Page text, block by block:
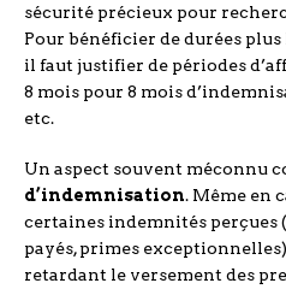
sécurité précieux pour
Pour bénéficier de durées plus
il faut justifier de périodes
8 mois pour 8 mois
etc.
Un aspect souvent méconnu
d’indemnisation. Même en
certaines indemnités perçues
payés, primes
retardant le versement des